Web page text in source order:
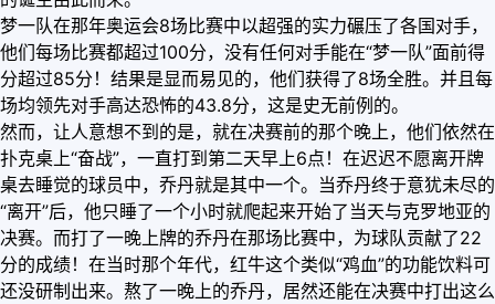
梦一队在那年奥运会8场比赛中以超强的实力碾压了各国对手，
他们每场比赛都超过100分，没有任何对手能在“梦一队”面前得
分超过85分！结果是显而易见的，他们获得了8场全胜。并且每
场均领先对手高达恐怖的43.8分，这是史无前例的。
然而，让人意想不到的是，就在决赛前的那个晚上，他们依然在
扑克桌上“奋战”，一直打到第二天早上6点！在迟迟不愿离开牌
桌去睡觉的球员中，乔丹就是其中一个。当乔丹终于意犹未尽的
“离开”后，他只睡了一个小时就爬起来开始了当天与克罗地亚的
决赛。而打了一晚上牌的乔丹在那场比赛中，为球队贡献了22
分的成绩！在当时那个年代，红牛这个类似“鸡血”的功能饮料可
还没研制出来。熬了一晚上的乔丹，居然还能在决赛中打出这么